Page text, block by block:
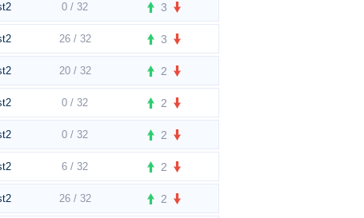
0 / 32 3
26 / 32 3
20 / 32 2
0 / 32 2
0 / 32 2
6 / 32 2
26 / 32 2